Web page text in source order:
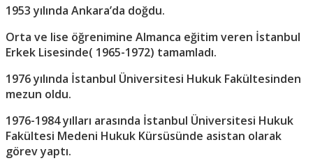
1953 yılında Ankara’da doğdu.
Orta ve lise öğrenimine Almanca eğitim veren İstanbul
Erkek Lisesinde( 1965-1972) tamamladı.
1976 yılında İstanbul Üniversitesi Hukuk Fakültesinden
mezun oldu.
1976-1984 yılları arasında İstanbul Üniversitesi Hukuk
Fakültesi Medeni Hukuk Kürsüsünde asistan olarak
görev yaptı.